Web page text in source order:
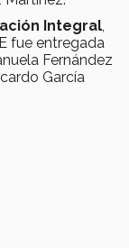
Integral
fue entregada
Fernández
García